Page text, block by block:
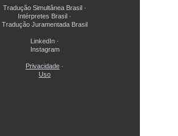
Tradução Simultânea Brasil ·
Intérpretes Brasil ·
Tradução Juramentada Brasil
LinkedIn ·
Instagram
Privacidade ·
Uso